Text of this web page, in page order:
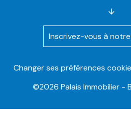
Inscrivez-vous à
Changer ses préférences
©2026 Palais Immobilier -